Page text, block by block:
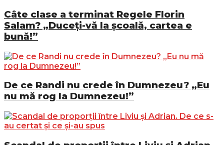
Câte clase a terminat Regele Florin
Salam? „Duceți-vă la școală, cartea e
bună!”
De ce Randi nu crede în Dumnezeu? „Eu
nu mă rog la Dumnezeu!”